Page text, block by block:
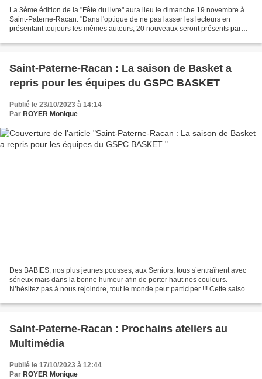
La 3ème édition de la "Fête du livre" aura lieu le dimanche 19 novembre à
Saint-Paterne-Racan. "Dans l'optique de ne pas lasser les lecteurs en
présentant toujours les mêmes auteurs, 20 nouveaux seront présents par
Saint-Paterne-Racan : La saison de Basket a
repris pour les équipes du GSPC BASKET
Publié le 23/10/2023 à 14:14
Par ROYER Monique
Des BABIES, nos plus jeunes pousses, aux Seniors, tous s’entraînent avec
sérieux mais dans la bonne humeur afin de porter haut nos couleurs.
N’hésitez pas à nous rejoindre, tout le monde peut participer !!! Cette saison,
Saint-Paterne-Racan : Prochains ateliers au
Multimédia
Publié le 17/10/2023 à 12:44
Par ROYER Monique